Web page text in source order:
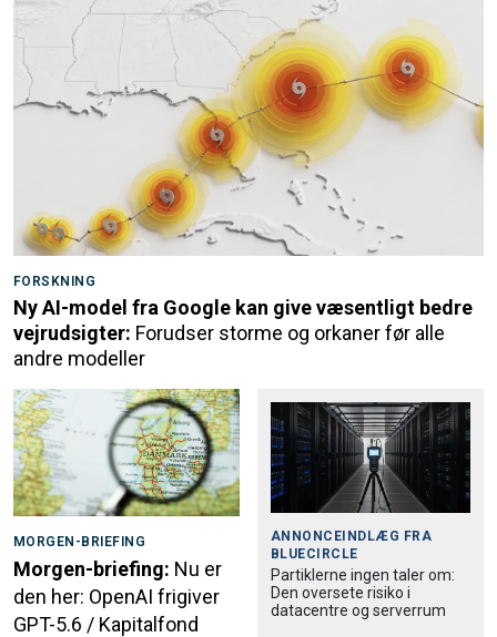
FORSKNING
Ny AI-model fra Google kan give væsentligt bedre
vejrudsigter: Forudser storme og orkaner før alle
andre modeller
MORGEN-BRIEFING
Morgen-briefing: Nu er
den her: OpenAI frigiver
GPT-5.6 / Kapitalfond
ANNONCEINDLÆG FRA
BLUECIRCLE
Partiklerne ingen taler om:
Den oversete risiko i
datacentre og serverrum